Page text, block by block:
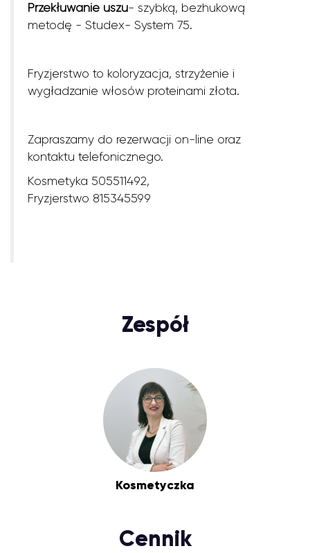
Przekłuwanie uszu- szybką, bezhukową
metodę - Studex- System 75.
Fryzjerstwo to koloryzacja, strzyżenie i
wygładzanie włosów proteinami złota.
Zapraszamy do rezerwacji on-line oraz
kontaktu telefonicznego.
Kosmetyka 505511492,
Fryzjerstwo 815345599
Zespół
Kosmetyczka
Cennik